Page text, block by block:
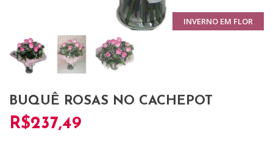
INVERNO EM FLOR
BUQUÊ ROSAS NO CACHEPOT
R$237,49